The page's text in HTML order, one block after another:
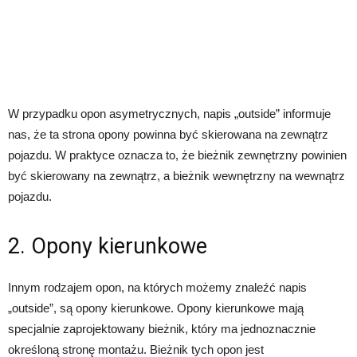
W przypadku opon asymetrycznych, napis „outside” informuje
nas, że ta strona opony powinna być skierowana na zewnątrz
pojazdu. W praktyce oznacza to, że bieżnik zewnętrzny powinien
być skierowany na zewnątrz, a bieżnik wewnętrzny na wewnątrz
pojazdu.
2. Opony kierunkowe
Innym rodzajem opon, na których możemy znaleźć napis
„outside”, są opony kierunkowe. Opony kierunkowe mają
specjalnie zaprojektowany bieżnik, który ma jednoznacznie
określoną stronę montażu. Bieżnik tych opon jest